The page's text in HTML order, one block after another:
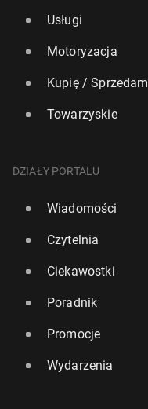
Usługi
Motoryzacja
Kupię / Sprzedam
Towarzyskie
DZIAŁY PORTALU
Wiadomości
Czytelnia
Ciekawostki
Poradnik
Promocje
Wydarzenia